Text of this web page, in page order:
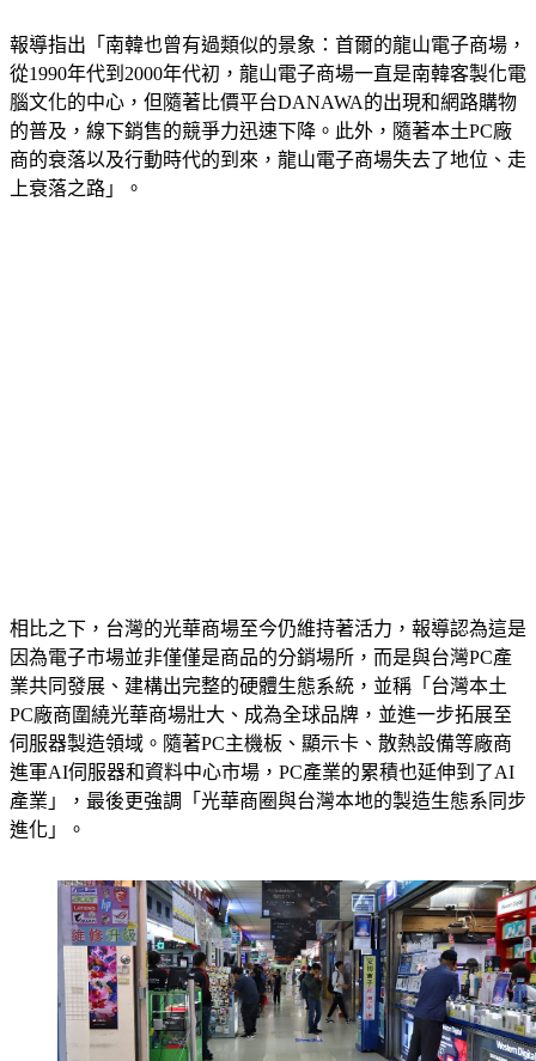
報導指出「南韓也曾有過類似的景象：首爾的龍山電子商場，
從1990年代到2000年代初，龍山電子商場一直是南韓客製化電
腦文化的中心，但隨著比價平台DANAWA的出現和網路購物
的普及，線下銷售的競爭力迅速下降。此外，隨著本土PC廠
商的衰落以及行動時代的到來，龍山電子商場失去了地位、走
上衰落之路」。
相比之下，台灣的光華商場至今仍維持著活力，報導認為這是
因為電子市場並非僅僅是商品的分銷場所，而是與台灣PC產
業共同發展、建構出完整的硬體生態系統，並稱「台灣本土
PC廠商圍繞光華商場壯大、成為全球品牌，並進一步拓展至
伺服器製造領域。隨著PC主機板、顯示卡、散熱設備等廠商
進軍AI伺服器和資料中心市場，PC產業的累積也延伸到了AI
產業」，最後更強調「光華商圈與台灣本地的製造生態系同步
進化」。